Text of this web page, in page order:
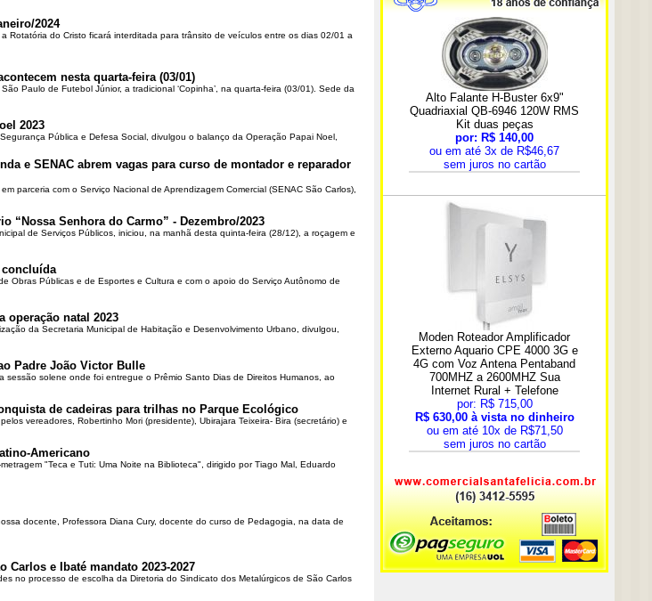
2024
Rotatória do Cristo ficará interditada para trânsito de veículos entre os dias 02/01 a
nesta quarta-feira (03/01)
Paulo de Futebol Júnior, a tradicional ‘Copinha’, na quarta-feira (03/01). Sede da
2023
Pública e Defesa Social, divulgou o balanço da Operação Papai Noel,
e SENAC abrem vagas para curso de montador e reparador
parceria com o Serviço Nacional de Aprendizagem Comercial (SENAC São Carlos),
“Nossa Senhora do Carmo” - Dezembro/2023
de Serviços Públicos, iniciou, na manhã desta quinta-feira (28/12), a roçagem e
concluída
Obras Públicas e de Esportes e Cultura e com o apoio do Serviço Autônomo de
operação natal 2023
da Secretaria Municipal de Habitação e Desenvolvimento Urbano, divulgou,
Padre João Victor Bulle
sessão solene onde foi entregue o Prêmio Santo Dias de Direitos Humanos, ao
de cadeiras para trilhas no Parque Ecológico
vereadores, Robertinho Mori (presidente), Ubirajara Teixeira- Bira (secretário) e
Americano
"Teca e Tuti: Uma Noite na Biblioteca", dirigido por Tiago Mal, Eduardo
docente, Professora Diana Cury, docente do curso de Pedagogia, na data de
Carlos e Ibaté mandato 2023-2027
no processo de escolha da Diretoria do Sindicato dos Metalúrgicos de São Carlos